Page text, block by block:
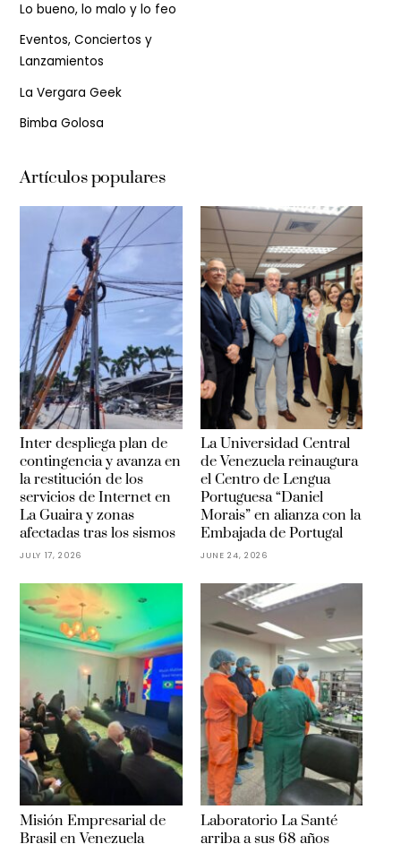
Lo bueno, lo malo y lo feo
Eventos, Conciertos y
Lanzamientos
La Vergara Geek
Bimba Golosa
Artículos populares
Inter despliega plan de
contingencia y avanza en
la restitución de los
servicios de Internet en
La Guaira y zonas
afectadas tras los sismos
JULY 17, 2026
La Universidad Central
de Venezuela reinaugura
el Centro de Lengua
Portuguesa “Daniel
Morais” en alianza con la
Embajada de Portugal
JUNE 24, 2026
Misión Empresarial de
Brasil en Venezuela
Laboratorio La Santé
arriba a sus 68 años